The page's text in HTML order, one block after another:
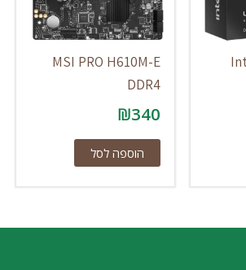
MSI PRO H610M-E
DDR4
₪340
הוספה לסל